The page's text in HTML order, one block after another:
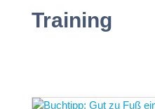
Training